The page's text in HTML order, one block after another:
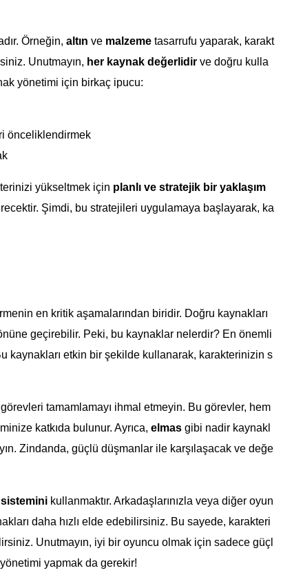
Örneğin, altın ve malzeme tasarrufu yaparak, karakt
Unutmayın, her kaynak değerlidir ve doğru kulla
yönetimi için birkaç ipucu:
önceliklendirmek
yükseltmek için planlı ve stratejik bir yaklaşım
Şimdi, bu stratejileri uygulamaya başlayarak, ka
en kritik aşamalarından biridir. Doğru kaynakları
geçirebilir. Peki, bu kaynaklar nelerdir? En önemli
kaynakları etkin bir şekilde kullanarak, karakterinizin s
tamamlamayı ihmal etmeyin. Bu görevler, hem
katkıda bulunur. Ayrıca, elmas gibi nadir kaynakl
Zindanda, güçlü düşmanlar ile karşılaşacak ve değe
kullanmaktır. Arkadaşlarınızla veya diğer oyun
daha hızlı elde edebilirsiniz. Bu sayede, karakteri
Unutmayın, iyi bir oyuncu olmak için sadece güçl
yapmak da gerekir!